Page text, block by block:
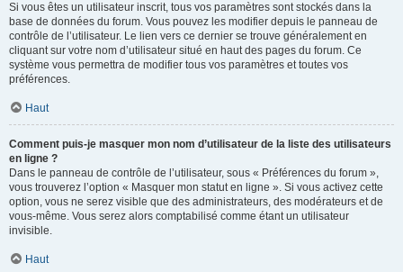
Si vous êtes un utilisateur inscrit, tous vos paramètres sont stockés dans la
base de données du forum. Vous pouvez les modifier depuis le panneau de
contrôle de l’utilisateur. Le lien vers ce dernier se trouve généralement en
cliquant sur votre nom d’utilisateur situé en haut des pages du forum. Ce
système vous permettra de modifier tous vos paramètres et toutes vos
préférences.
Haut
Comment puis-je masquer mon nom d’utilisateur de la liste des utilisateurs
en ligne ?
Dans le panneau de contrôle de l’utilisateur, sous « Préférences du forum »,
vous trouverez l’option « Masquer mon statut en ligne ». Si vous activez cette
option, vous ne serez visible que des administrateurs, des modérateurs et de
vous-même. Vous serez alors comptabilisé comme étant un utilisateur
invisible.
Haut